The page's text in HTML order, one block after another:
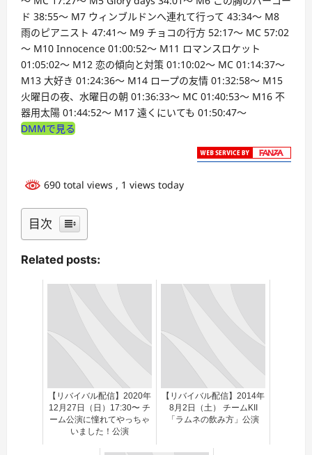
ド 38:55～ M7 ウィンブルドンへ連れて行って 43:34～ M8
雨のピアニスト 47:41～ M9 チョコの行方 52:17～ MC 57:02
～ M10 Innocence 01:00:52～ M11 ロマンスロケット
01:05:02～ M12 恋の傾向と対策 01:10:02～ MC 01:14:37～
M13 大好き 01:24:36～ M14 ロープの友情 01:32:58～ M15
火曜日の夜、水曜日の朝 01:36:33～ MC 01:40:53～ M16 不
器用太陽 01:44:52～ M17 遠くにいても 01:50:47～
DMMで見る
690 total views , 1 views today
目次
Related posts:
【リバイバル配信】2020年
12月27日（日）17:30〜 チ
ーム公演に憧れてやっちゃ
いました！公演
【リバイバル配信】2014年
8月2日（土） チームKII
「ラムネの飲み方」公演